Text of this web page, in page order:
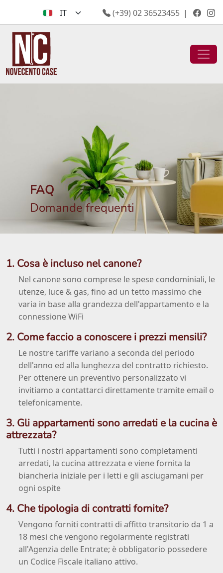
(+39) 02 36523455 |
FAQ
Domande frequenti
1. Cosa è incluso nel canone?
Nel canone sono comprese le spese condominiali, le
utenze, luce & gas, fino ad un tetto massimo che
varia in base alla grandezza dell'appartamento e la
connessione WiFi
2. Come faccio a conoscere i prezzi mensili?
Le nostre tariffe variano a seconda del periodo
dell'anno ed alla lunghezza del contratto richiesto.
Per ottenere un preventivo personalizzato vi
invitiamo a contattarci direttamente tramite email o
telefonicamente.
3. Gli appartamenti sono arredati e la cucina è
attrezzata?
Tutti i nostri appartamenti sono completamenti
arredati, la cucina attrezzata e viene fornita la
biancheria iniziale per i letti e gli asciugamani per
ogni ospite
4. Che tipologia di contratti fornite?
Vengono forniti contratti di affitto transitorio da 1 a
18 mesi che vengono regolarmente registrati
all'Agenzia delle Entrate; è obbligatorio possedere
un Codice Fiscale italiano attivo.